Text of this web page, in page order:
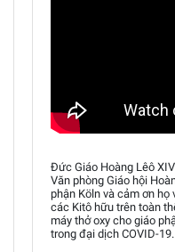
Đức Giáo Hoàng Lêô
Văn phòng Giáo hội
phận Köln và cảm ơn họ
các Kitô hữu trên toàn
máy thở oxy cho giáo
trong đại dịch COVID-19.